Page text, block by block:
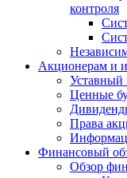
контроля
Акционерам и
Уставный
Ценные
Права
Финансовый
Обзор